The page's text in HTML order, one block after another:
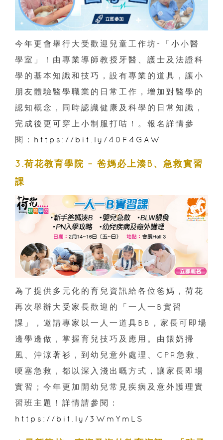
今年更會舉行大受歡迎兒童工作坊-「小小醫
學室」！由專業導師教授牙醫、護士及法證科
學的基本知識和技巧，設有專業的道具，讓小
朋友體驗醫學職業的日常工作，增加對醫學的
認知概念，同時認識健康及科學的日常知識，
完成後更可穿上小制服打咭！。報名詳情參
閱： https://bit.ly/40F4GAW
3.荷花教育學院 – 爸媽必上湊B、急救實習
課
為了提供多元化的育兒資訊給各位爸媽，荷花
再次舉辦大受家長歡迎的「一人一B實習
課」，邀請專家以一人一道具BB，家長可即場
邊學邊做，掌握育兒技巧及應用。由餵奶掃
風、沖涼著衫，到幼兒意外處理、CPR急救、
哽塞急救，都以深入淺出嘅方式，讓家長即場
實習；今年更加開幼兒常見疾病及意外護理實
習班主題！詳情請參閱：
https://bit.ly/3WmYmLS